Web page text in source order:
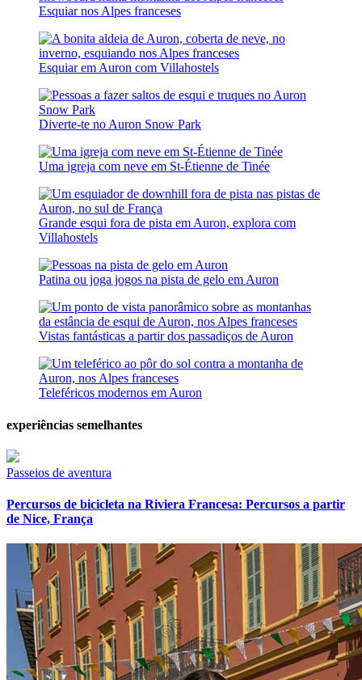
Esquiar nos Alpes franceses
Esquiar em Auron com Villahostels
Diverte-te no Auron Snow Park
Uma igreja com neve em St-Étienne de Tinée
Grande esqui fora de pista em Auron, explora com
Villahostels
Patina ou joga jogos na pista de gelo em Auron
Vistas fantásticas a partir dos passadiços de Auron
Teleféricos modernos em Auron
experiências semelhantes
Passeios de aventura
Percursos de bicicleta na Riviera Francesa: Percursos a partir
de Nice, França